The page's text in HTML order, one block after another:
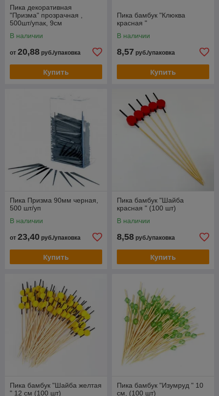
Пика декоративная
"Призма" прозрачная ,
500шт/упак, 9см
В наличии
от 20,88 руб./упаковка
Купить
Пика бамбук "Клюква
красная "
В наличии
8,57 руб./упаковка
Купить
Пика Призма 90мм черная,
500 шт/уп
В наличии
от 23,40 руб./упаковка
Купить
Пика бамбук "Шайба
красная " (100 шт)
В наличии
8,58 руб./упаковка
Купить
Пика бамбук "Шайба желтая
" 12 см (100 шт)
Пика бамбук "Изумруд " 10
см, (100 шт)